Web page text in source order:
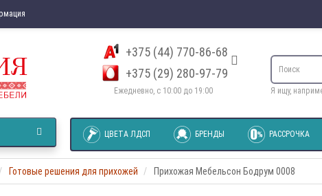
+375 (44) 770-86-68
+375 (29) 280-97-79
Ежедневно, с 10:00 до 19:00 Я ищу,
ЦВЕТА ЛДСП БРЕНДЫ РАССРОЧКА
Готовые решения для прихожей Прихожая Мебельсон Бодрум 0008